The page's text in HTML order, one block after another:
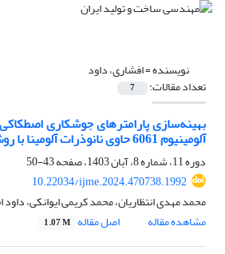
نویسنده =افشاری، داود
تعداد مقالات: 7
بهینه‌سازی پارامترهای جوشکاری
آلومینیوم 6061 حاوی نانوذرات آلومینا با روش سطح پاسخ
دوره 11، شماره 8، آبان 1403، صفحه
43-50
10.22034/ijme.2024.470738.1992
محمد مهدی انتظاریان، محمد کریمی ایوانکی،
مشاهده مقاله
اصل مقاله 1.07 M